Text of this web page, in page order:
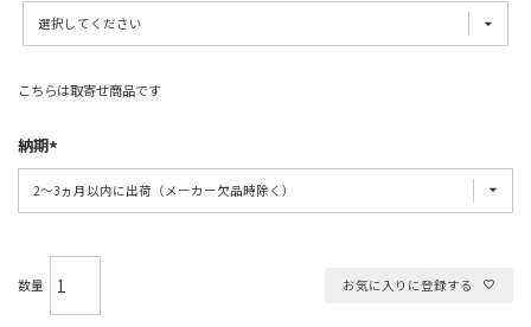
こちらは取寄せ商品です
納期
お気に入りに登録する